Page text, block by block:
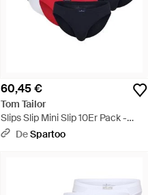
60,45 €
Tom Tailor
Slips Slip Mini Slip 10Er Pack -
Rouge
DeSpartoo